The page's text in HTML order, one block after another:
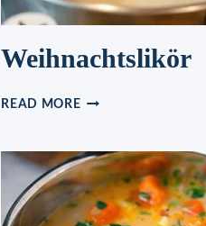
Weihnachtslikör
READ MOREWEIHNACHTSLIKÖR